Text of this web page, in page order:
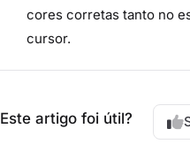
cores corretas tanto no
cursor.
Este artigo foi útil?